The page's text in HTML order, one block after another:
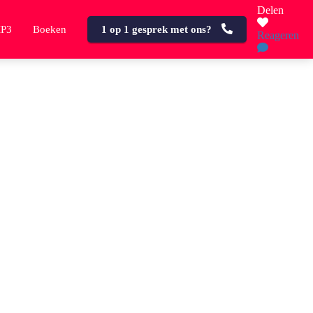
Boeken 1 op 1 gesprek met ons?
Delen
Reageren